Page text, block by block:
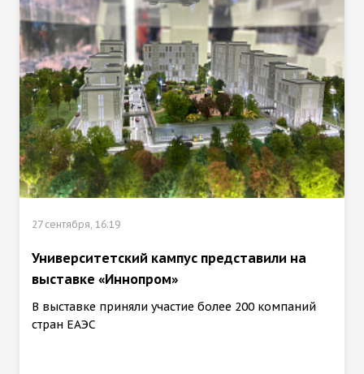
27 сентября, 16:19
Университетский кампус представили на
выставке «Иннопром»
В выставке приняли участие более 200 компаний
стран ЕАЭС